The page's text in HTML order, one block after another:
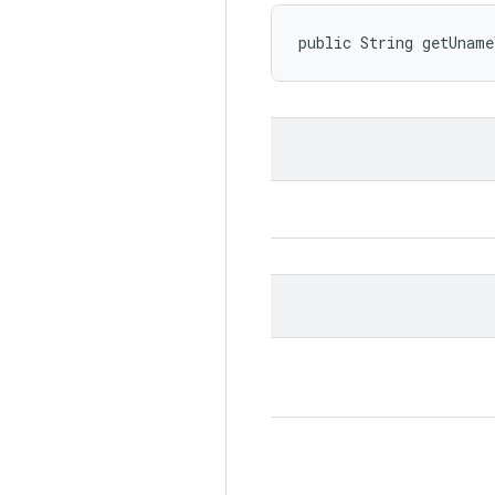
public String